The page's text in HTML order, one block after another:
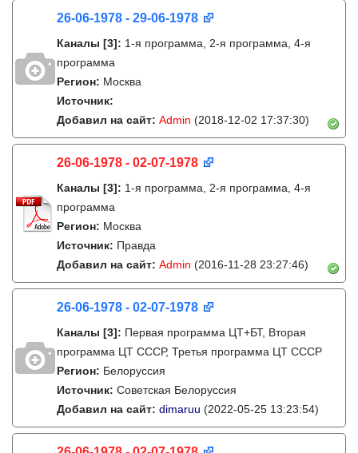
26-06-1978 - 29-06-1978
Каналы [3]: 1-я программа, 2-я программа, 4-я
программа
Регион: Москва
Источник:
Добавил на сайт: Admin (2018-12-02 17:37:30)
26-06-1978 - 02-07-1978
Каналы [3]: 1-я программа, 2-я программа, 4-я
программа
Регион: Москва
Источник: Правда
Добавил на сайт: Admin (2016-11-28 23:27:46)
26-06-1978 - 02-07-1978
Каналы [3]: Первая программа ЦТ+БТ, Вторая
программа ЦТ ССCР, Третья программа ЦТ ССCР
Регион: Белоруссия
Источник: Советская Белоруссия
Добавил на сайт: dimaruu (2022-05-25 13:23:54)